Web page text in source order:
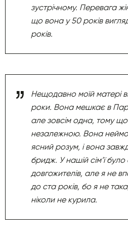
зустрічному. Перевага
що вона у 50 років
років.
Нещодавно моїй матері
роки. Вона мешкає в
але зовсім одна, тому
незалежною. Вона
ясний розум, і вона
бридж. У нашій сім’ї
довгожителів, але я не
до ста років, бо я не
ніколи не курила.